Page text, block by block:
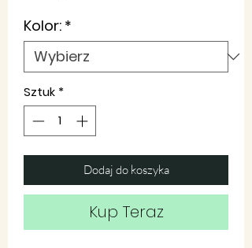
Kolor: *
Sztuk *
Dodaj do koszyka
Kup Teraz